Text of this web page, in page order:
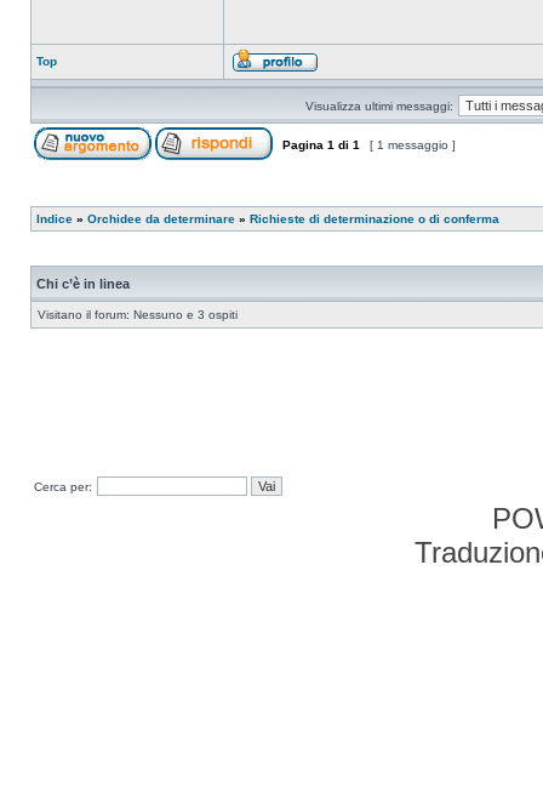
Top
Visualizza ultimi messaggi:
Pagina 1 di 1 [ 1 messaggio ]
Indice » Orchidee da determinare » Richieste di determinazione o di conferma
Chi c’è in linea
Visitano il forum: Nessuno e 3 ospiti
Cerca per: